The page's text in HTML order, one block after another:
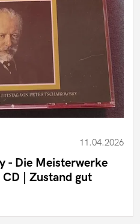
11.04.2026
- Die Meisterwerke
| Zustand gut